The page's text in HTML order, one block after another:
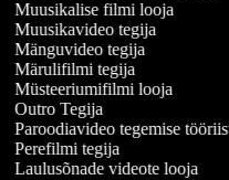
Muusikalise filmi looja
Muusikavideo tegija
Mänguvideo tegija
Märulifilmi tegija
Müsteeriumifilmi looja
Outro Tegija
Paroodiavideo tegemise tööriist
Perefilmi tegija
Laulusõnade videote looja